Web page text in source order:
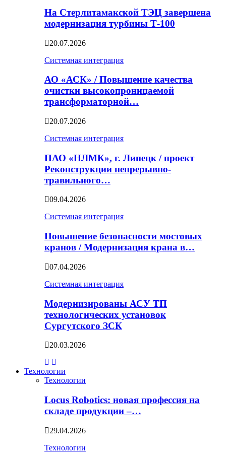
На Стерлитамакской ТЭЦ завершена
модернизация турбины Т-100
20.07.2026
Системная интеграция
АО «АСК» / Повышение качества
очистки высокопроницаемой
трансформаторной…
20.07.2026
Системная интеграция
ПАО «НЛМК», г. Липецк / проект
Реконструкции непрерывно-
травильного…
09.04.2026
Системная интеграция
Повышение безопасности мостовых
кранов / Модернизация крана в…
07.04.2026
Системная интеграция
Модернизированы АСУ ТП
технологических установок
Сургутского ЗСК
20.03.2026
Технологии
Технологии
Locus Robotics: новая профессия на
складе продукции –…
29.04.2026
Технологии